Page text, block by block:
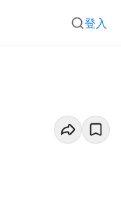
登入